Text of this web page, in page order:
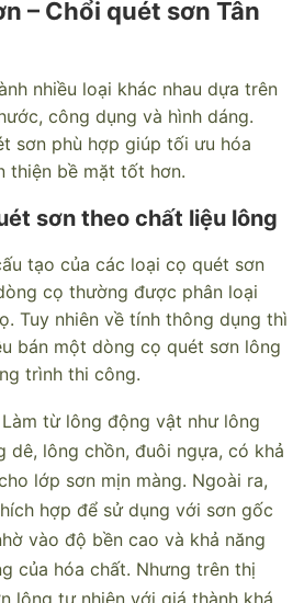
– Chổi quét sơn Tân
nhiều loại khác nhau dựa trên
công dụng và hình dáng.
sơn phù hợp giúp tối ưu hóa
thiện bề mặt tốt hơn.
sơn theo chất liệu lông
tạo của các loại cọ quét sơn
cọ thường được phân loại
Tuy nhiên về tính thông dụng thì
bán một dòng cọ quét sơn lông
trình thi công.
Làm từ lông động vật như lông
dê, lông chồn, đuôi ngựa, có khả
lớp sơn mịn màng. Ngoài ra,
hợp để sử dụng với sơn gốc
vào độ bền cao và khả năng
của hóa chất. Nhưng trên thị
lông tự nhiên với giá thành khá